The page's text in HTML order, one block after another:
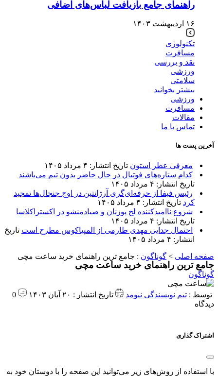
راهنمای جامع بازیافت لباس‌های اضافی
۱۶ اردیبهشت ۱۴۰۳
تکنولوژی
مسافرت
نقد و بررسی
ورزشی
سلامتی
بیشتر بخوانید
ورزشی
مسافرت
مقالات
تماس با ما
آخرین پست ها
معرفی عطر استون تاریخ انتشار: ۴ مرداد ۱۴۰۵
کدام ستاره‌های فوتبال در حال حاضر بدون تیم می‌باشند
تاریخ انتشار: ۴ مرداد ۱۴۰۵
رئیس فیفا از حرفه‌ای‌گری آرژانتین در اوج جنجال‌ها تمجید
کرد تاریخ انتشار: ۴ مرداد ۱۴۰۵
شروع ناامیدکننده لخ پوزنان و صیادمنشو در اکستراکلاسا
تاریخ انتشار: ۴ مرداد ۱۴۰۵
احتمال جدایی مهدی طارمی از المپیاکوس مطرح است تاریخ
انتشار: ۴ مرداد ۱۴۰۵
صفحه اصلی > گوناگون : جامع ترین راهنمای خرید ساعت مچی
جامع ترین راهنمای خرید ساعت مچی
گوناگون
توسط : تیم نویسندگی نیومد تاریخ انتشار : ۲۰ آبان ۱۴۰۳
0
دیدگاه
اشتراک گذاری
با استفاده از روش‌های زیر می‌توانید این صفحه را با دوستان خود به